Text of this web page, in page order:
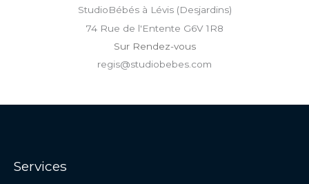
StudioBébés à Lévis (Desjardins)
74 Rue de l'Entente G6V 1R8
Sur Rendez-vous
regis@studiobebes.com
Services